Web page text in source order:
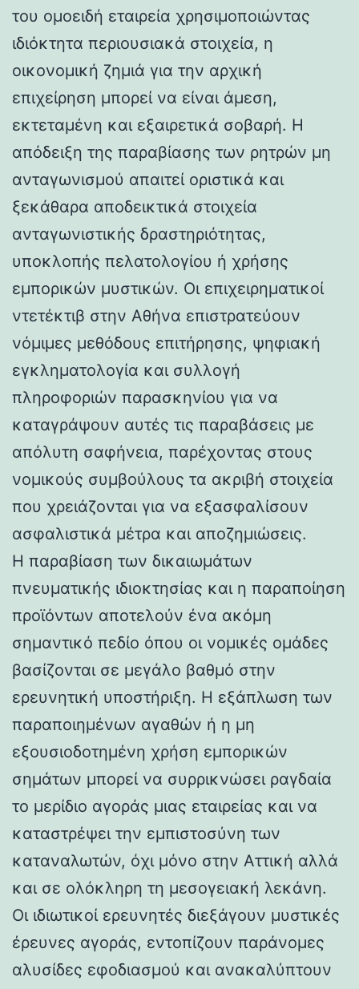
του ομοειδή εταιρεία χρησιμοποιώντας
ιδιόκτητα περιουσιακά στοιχεία, η
οικονομική ζημιά για την αρχική
επιχείρηση μπορεί να είναι άμεση,
εκτεταμένη και εξαιρετικά σοβαρή. Η
απόδειξη της παραβίασης των ρητρών μη
ανταγωνισμού απαιτεί οριστικά και
ξεκάθαρα αποδεικτικά στοιχεία
ανταγωνιστικής δραστηριότητας,
υποκλοπής πελατολογίου ή χρήσης
εμπορικών μυστικών. Οι επιχειρηματικοί
ντετέκτιβ στην Αθήνα επιστρατεύουν
νόμιμες μεθόδους επιτήρησης, ψηφιακή
εγκληματολογία και συλλογή
πληροφοριών παρασκηνίου για να
καταγράψουν αυτές τις παραβάσεις με
απόλυτη σαφήνεια, παρέχοντας στους
νομικούς συμβούλους τα ακριβή στοιχεία
που χρειάζονται για να εξασφαλίσουν
ασφαλιστικά μέτρα και αποζημιώσεις.
Η παραβίαση των δικαιωμάτων
πνευματικής ιδιοκτησίας και η παραποίηση
προϊόντων αποτελούν ένα ακόμη
σημαντικό πεδίο όπου οι νομικές ομάδες
βασίζονται σε μεγάλο βαθμό στην
ερευνητική υποστήριξη. Η εξάπλωση των
παραποιημένων αγαθών ή η μη
εξουσιοδοτημένη χρήση εμπορικών
σημάτων μπορεί να συρρικνώσει ραγδαία
το μερίδιο αγοράς μιας εταιρείας και να
καταστρέψει την εμπιστοσύνη των
καταναλωτών, όχι μόνο στην Αττική αλλά
και σε ολόκληρη τη μεσογειακή λεκάνη.
Οι ιδιωτικοί ερευνητές διεξάγουν μυστικές
έρευνες αγοράς, εντοπίζουν παράνομες
αλυσίδες εφοδιασμού και ανακαλύπτουν